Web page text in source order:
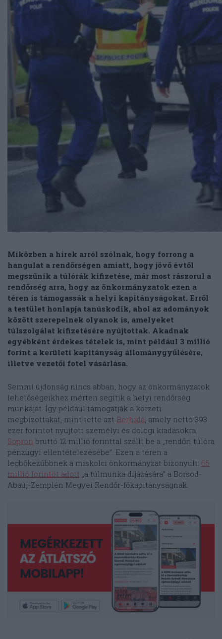
Miközben a hírek arról szólnak, hogy forrong a
hangulat a rendőrségen amiatt, hogy jövő évtől
megszűnik a túlórák kifizetése, már most rászorul a
rendőrség arra, hogy az önkormányzatok ezen a
téren is támogassák a helyi kapitányságokat. Erről
a testület honlapja tanúskodik, ahol az adományok
között szerepelnek olyanok is, amelyeket
túlszolgálat kifizetésére nyújtottak. Akadnak
egyébként érdekes tételek is, mint például 3 millió
forint a kerületi kapitányság állománygyűlésére,
illetve vezetői fotel vásárlása.
Semmi újdonság nincs abban, hogy az önkormányzatok
lehetőségeikhez mérten segítik a helyi rendőrség
munkáját. Így például támogatják a körzeti
megbízottakat, mint tette azt Berhida, amely nettó 393
ezer forintot nyújtott személyi és dologi kiadásokra.
Sopron bruttó 12 millió forinttal szállt be a „rendőri túlóra
pénzügyi ellentételezésébe”. Ezen a téren a
legbőkezűbbnek a miskolci önkormányzat bizonyult: 65
millió forintot adott „a túlmunka díjazására” a Borsod-
Abaúj-Zemplén Megyei Rendőr-főkapitányságnak.